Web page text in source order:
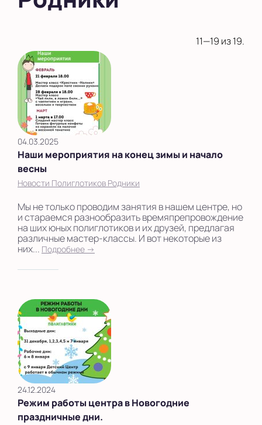
11—19 из 19.
04.03.2025
Наши мероприятия на конец зимы и начало
весны
Новости Полиглотиков Родники
Мы не только проводим занятия в нашем центре, но
и стараемся разнообразить времяпрепровождение
на ших юных полиглотиков и их друзей, предлагая
различные мастер-классы. И вот некоторые из
них... Подробнее →
24.12.2024
Режим работы центра в Новогодние
праздничные дни.